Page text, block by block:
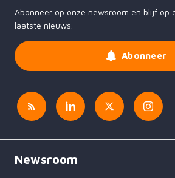
Abonneer op onze newsroom en blijf op
laatste nieuws.
Abonneer
Newsroom